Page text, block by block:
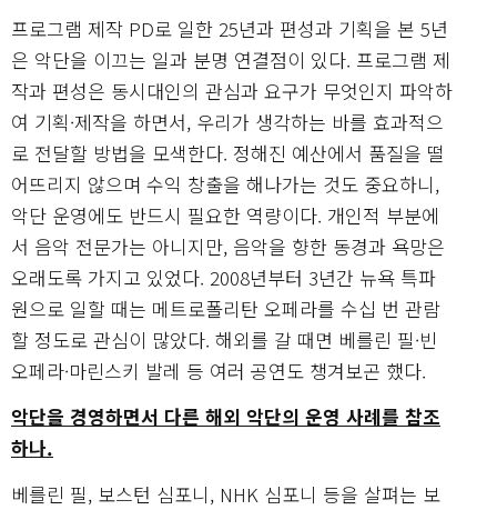
프로그램 제작 PD로 일한 25년과 편성과 기획을 본 5년
은 악단을 이끄는 일과 분명 연결점이 있다. 프로그램 제
작과 편성은 동시대인의 관심과 요구가 무엇인지 파악하
여 기획·제작을 하면서, 우리가 생각하는 바를 효과적으
로 전달할 방법을 모색한다. 정해진 예산에서 품질을 떨
어뜨리지 않으며 수익 창출을 해나가는 것도 중요하니,
악단 운영에도 반드시 필요한 역량이다. 개인적 부분에
서 음악 전문가는 아니지만, 음악을 향한 동경과 욕망은
오래도록 가지고 있었다. 2008년부터 3년간 뉴욕 특파
원으로 일할 때는 메트로폴리탄 오페라를 수십 번 관람
할 정도로 관심이 많았다. 해외를 갈 때면 베를린 필·빈
오페라·마린스키 발레 등 여러 공연도 챙겨보곤 했다.
악단을 경영하면서 다른 해외 악단의 운영 사례를 참조
하나.
베를린 필, 보스턴 심포니, NHK 심포니 등을 살펴는 보